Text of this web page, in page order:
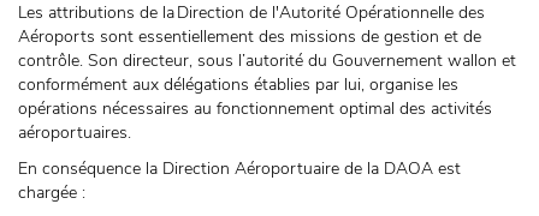
Les attributions de la Direction de l'Autorité Opérationnelle des
Aéroports sont essentiellement des missions de gestion et de
contrôle. Son directeur, sous l’autorité du Gouvernement wallon et
conformément aux délégations établies par lui, organise les
opérations nécessaires au fonctionnement optimal des activités
aéroportuaires.
En conséquence la Direction Aéroportuaire de la DAOA est
chargée :